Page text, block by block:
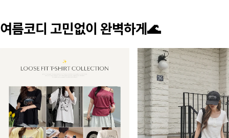
여름코디 고민없이 완벽하게🌊